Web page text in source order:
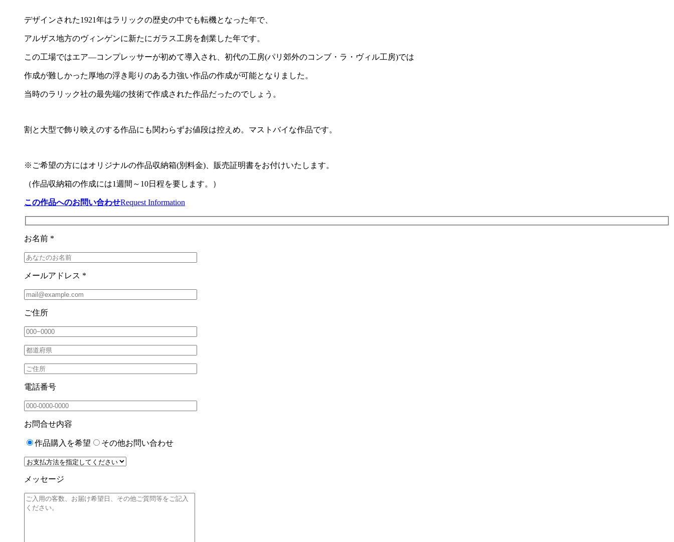
デザインされた1921年はラリックの歴史の中でも転機となった年で、
アルザス地方のヴィンゲンに新たにガラス工房を創業した年です。
この工場ではエア―コンプレッサーが初めて導入され、初代の工房(パリ郊外のコンブ・ラ・ヴィル工房)では
作成が難しかった厚地の浮き彫りのある力強い作品の作成が可能となりました。
当時のラリック社の最先端の技術で作成された作品だったのでしょう。
割と大型で飾り映えのする作品にも関わらずお値段は控えめ。マストバイな作品です。
※ご希望の方にはオリジナルの作品収納箱(別料金)、販売証明書をお付けいたします。
（作品収納箱の作成には1週間～10日程を要します。）
この作品へのお問い合わせRequest Information
お名前 *
メールアドレス *
ご住所
電話番号
お問合せ内容
作品購入を希望 その他お問い合わせ
メッセージ